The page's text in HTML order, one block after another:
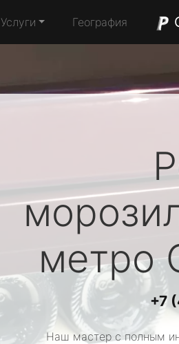
Услуги География
метро
+7
Наш мастер с полным